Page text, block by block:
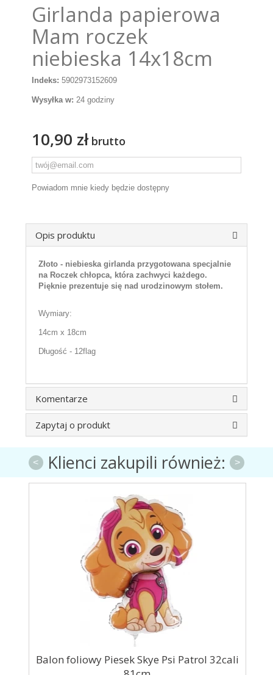
Girlanda papierowa
Mam roczek
niebieska 14x18cm
Indeks: 5902973152609
Wysyłka w: 24 godziny
10,90 złbrutto
Powiadom mnie kiedy będzie dostępny
Opis produktu
Złoto - niebieska girlanda przygotowana specjalnie
na Roczek chłopca, która zachwyci każdego.
Pięknie prezentuje się nad urodzinowym stołem.
Wymiary:
14cm x 18cm
Długość - 12flag
Komentarze
Zapytaj o produkt
Klienci zakupili również:
Balon foliowy Piesek Skye Psi Patrol 32cali
< >